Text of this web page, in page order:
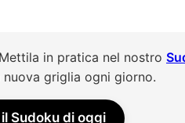
in pratica nel nostro
griglia ogni giorno.
Sudoku di oggi